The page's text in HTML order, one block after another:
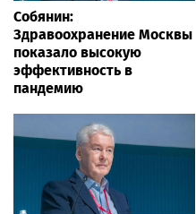
Собянин:
Здравоохранение Москвы
показало высокую
эффективность в
пандемию